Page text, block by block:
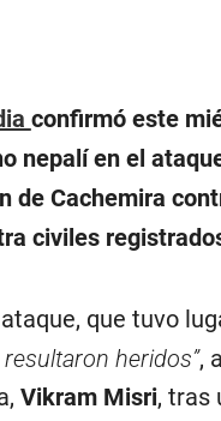
confirmó este
nepalí en el
de Cachemira
civiles
que tuvo
heridos”,
Vikram Misri, tras